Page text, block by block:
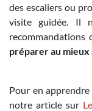
des escaliers ou
visite guidée. Il
recommandations
préparer au mieux
Pour en
notre article sur